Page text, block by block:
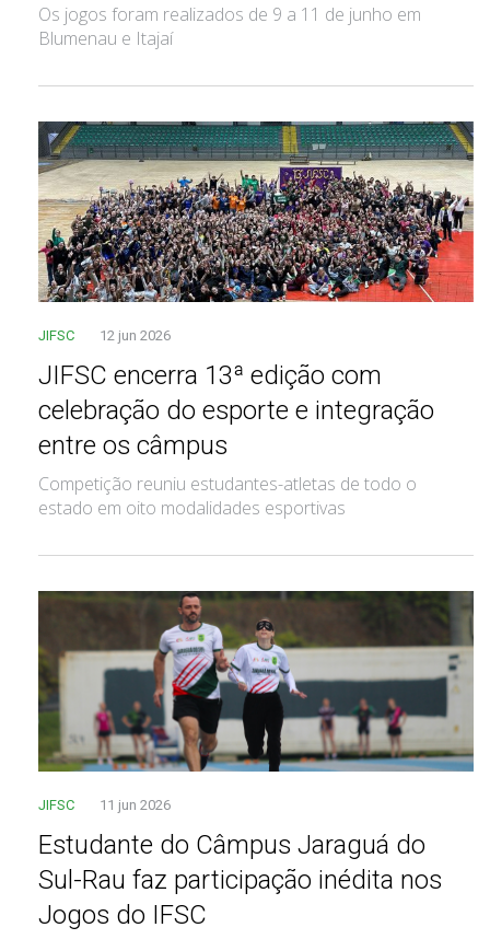
Os jogos foram realizados de 9 a 11 de junho em
Blumenau e Itajaí
JIFSC 12 jun 2026
JIFSC encerra 13ª edição com
celebração do esporte e integração
entre os câmpus
Competição reuniu estudantes-atletas de todo o
estado em oito modalidades esportivas
JIFSC 11 jun 2026
Estudante do Câmpus Jaraguá do
Sul-Rau faz participação inédita nos
Jogos do IFSC